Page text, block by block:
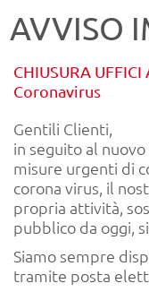
AVVISO
CHIUSURA
Coronavirus
Gentili Clienti,
in seguito al
misure urgenti di
corona virus, il
propria attività,
pubblico da oggi,
Siamo sempre
tramite posta